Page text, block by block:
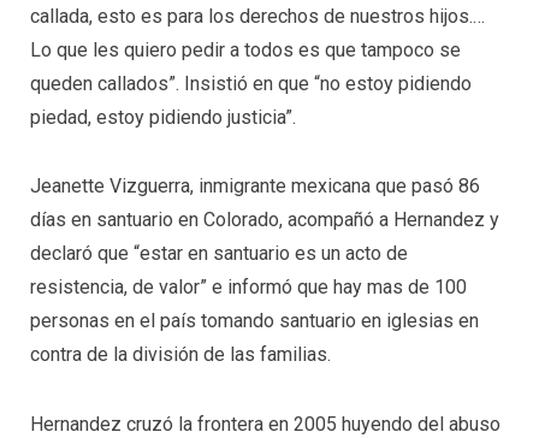
callada, esto es para los derechos de nuestros hijos.…
Lo que les quiero pedir a todos es que tampoco se
queden callados”. Insistió en que “no estoy pidiendo
piedad, estoy pidiendo justicia”.
Jeanette Vizguerra, inmigrante mexicana que pasó 86
días en santuario en Colorado, acompañó a Hernandez y
declaró que “estar en santuario es un acto de
resistencia, de valor” e informó que hay mas de 100
personas en el país tomando santuario en iglesias en
contra de la división de las familias.
Hernandez cruzó la frontera en 2005 huyendo del abuso